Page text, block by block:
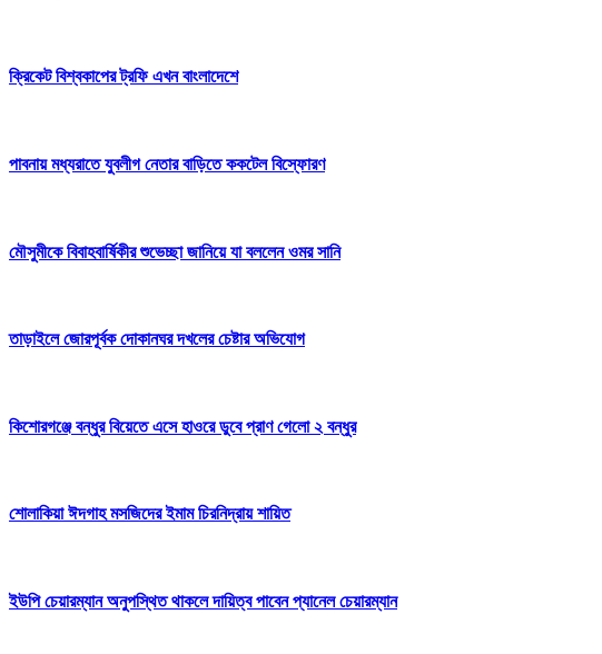
ক্রিকেট বিশ্বকাপের ট্রফি এখন বাংলাদেশে
পাবনায় মধ্যরাতে যুবলীগ নেতার বাড়িতে ককটেল বিস্ফোরণ
মৌসুমীকে বিবাহবার্ষিকীর শুভেচ্ছা জানিয়ে যা বললেন ওমর সানি
তাড়াইলে জোরপূর্বক দোকানঘর দখলের চেষ্টার অভিযোগ
কিশোরগঞ্জে বন্ধুর বিয়েতে এসে হাওরে ডুবে প্রাণ গেলো ২ বন্ধুর
শোলাকিয়া ঈদগাহ মসজিদের ইমাম চিরনিদ্রায় শায়িত
ইউপি চেয়ারম্যান অনুপস্থিত থাকলে দায়িত্ব পাবেন প্যানেল চেয়ারম্যান